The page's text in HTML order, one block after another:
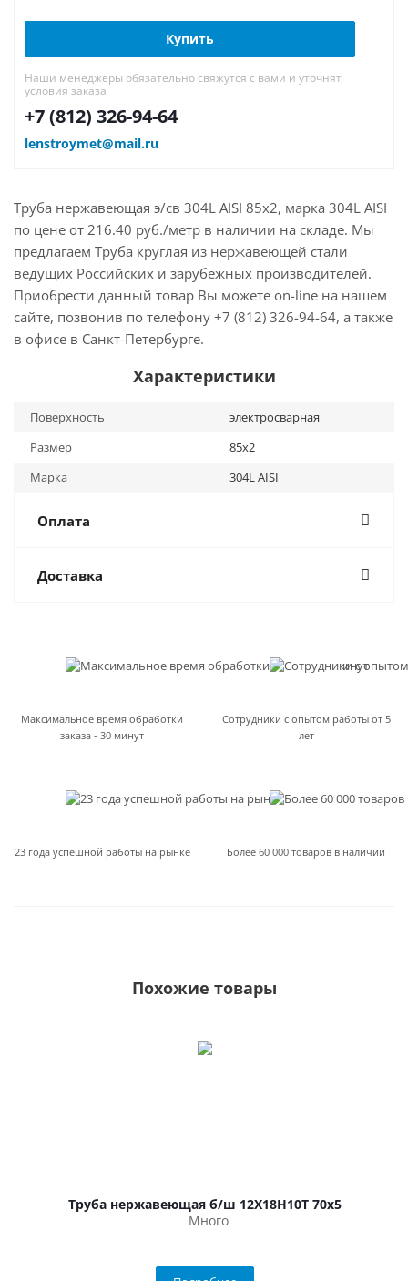
Купить
Наши менеджеры обязательно свяжутся с вами и уточнят
условия заказа
+7 (812) 326-94-64
lenstroymet@mail.ru
Труба нержавеющая э/св 304L AISI 85х2, марка 304L AISI
по цене от 216.40 руб./метр в наличии на складе. Мы
предлагаем Труба круглая из нержавеющей стали
ведущих Российских и зарубежных производителей.
Приобрести данный товар Вы можете on-line на нашем
сайте, позвонив по телефону +7 (812) 326-94-64, а также
в офисе в Санкт-Петербурге.
Характеристики
Поверхность
электросварная
Размер
85х2
Марка
304L AISI
Оплата
Доставка
Максимальное время обработки
заказа - 30 минут
Сотрудники с опытом работы от 5
лет
23 года успешной работы на рынке Более 60 000 товаров в наличии
Похожие товары
Труба нержавеющая б/ш 12Х18Н10Т 70х5
Много